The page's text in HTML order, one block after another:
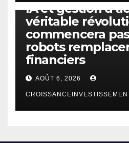
IA et gestion
véritable
commencera
robots
financiers
AOÛT 6, 2026